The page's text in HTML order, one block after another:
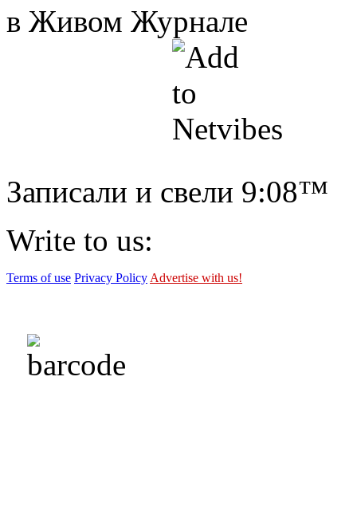
в Живом Журнале
Записали и свели 9:08™
Write to us:
Terms of use Privacy PolicyAdvertise with us!